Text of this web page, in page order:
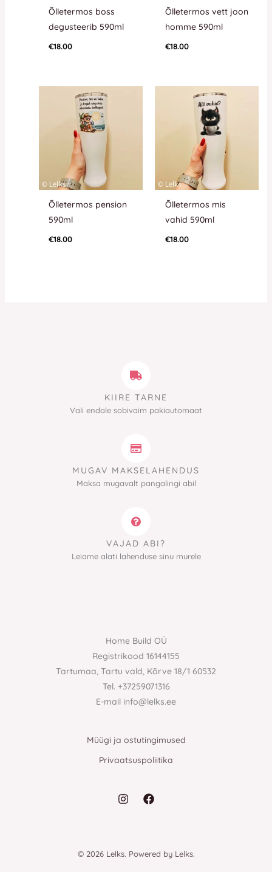
Õlletermos boss
degusteerib 590ml
€18.00
Õlletermos vett joon
homme 590ml
€18.00
Õlletermos pension
590ml
€18.00
Õlletermos mis
vahid 590ml
€18.00
KIIRE TARNE
Vali endale sobivaim pakiautomaat
MUGAV MAKSELAHENDUS
Maksa mugavalt pangalingi abil
VAJAD ABI?
Leiame alati lahenduse sinu murele
Home Build OÜ
Registrikood 16144155
Tartumaa, Tartu vald, Kõrve 18/1 60532
Tel. +37259071316
E-mail info@lelks.ee
Müügi ja ostutingimused
Privaatsuspoliitika
© 2026 Lelks. Powered by Lelks.